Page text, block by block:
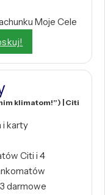
Moje Cele
klimatom!”) | Citi
i karty
Citi i 4
darmowe